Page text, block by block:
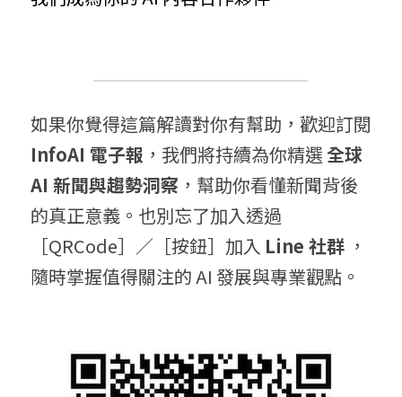
InfoAI 電子報 ，我們將持續為你精選 全球
AI 新聞與趨勢洞察 ，幫助你看懂新聞背後
的真正意義。也別忘了加入透過
［QRCode］／［按鈕］加入 Line 社群 ，
隨時掌握值得關注的 AI 發展與專業觀點。